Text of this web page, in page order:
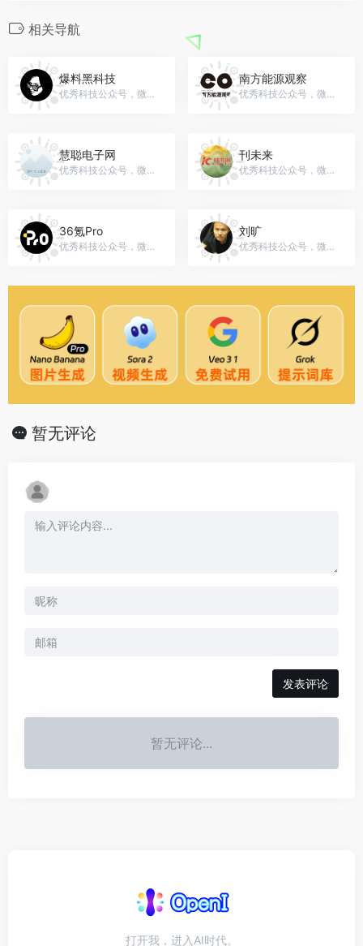
相关导航
爆料黑科技
优秀科技公众号，微信号：baoliaohkj
南方能源观察
优秀科技公众号，微信号：energyobserver
慧聪电子网
优秀科技公众号，微信号：hcdianzi
刊未来
优秀科技公众号，微信号：kjbk010
36氪Pro
优秀科技公众号，微信号：krkrpro
刘旷
优秀科技公众号，微信号：liukuang110
暂无评论
发表评论
暂无评论...
打开我，进入AI时代。